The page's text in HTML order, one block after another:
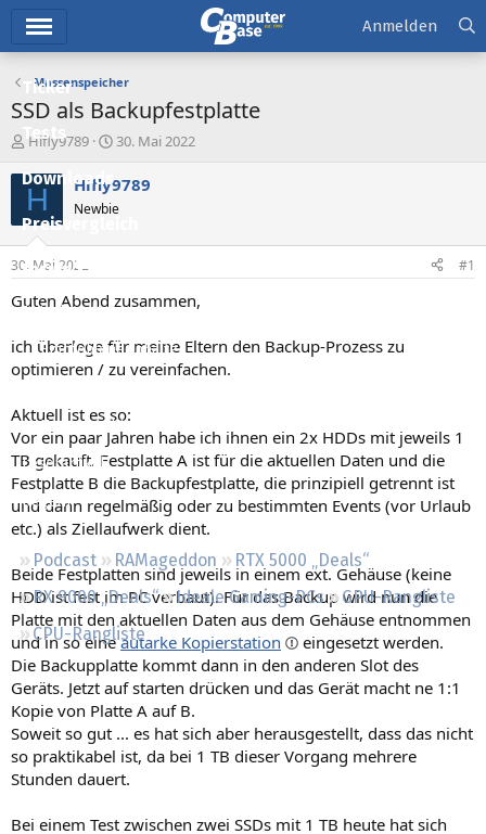
Ticker
Tests
Downloads
Preisvergleich
Forum
Aktuelles
Empfohlene Inhalte
Neueste Aktivitäten
Leserartikel
Regeln
Podcast RAMageddon
RTX 5000 „Deals“
RX 9000 „Deals“
Ideale Gaming-PCs
GPU-Rangliste
CPU-Rangliste
Anmelden
Massenspeicher
SSD als Backupfestplatte
E
s
t
e
e
r
Hifly9789
E
s
e
t
a
30. Mai 2022
H Hifly9789
Newbie
30. Mai 2022 #1
Guten Abend zusammen,
ich überlege für meine Eltern den Backup-Prozess zu
optimieren / zu vereinfachen.
Aktuell ist es so:
Vor ein paar Jahren habe ich ihnen ein 2x HDDs mit jeweils 1
TB gekauft. Festplatte A ist für die aktuellen Daten und die
Festplatte B die Backupfestplatte, die prinzipiell getrennt ist
und dann regelmäßig oder zu bestimmten Events (vor Urlaub
etc.) als Ziellaufwerk dient.
Beide Festplatten sind jeweils in einem ext. Gehäuse (keine
HDD ist fest im PC verbaut). Für das Backup wird nun die
Platte mit den aktuellen Daten aus dem Gehäuse entnommen
und in so eineautarke Kopierstation
eingesetzt werden.
Die Backupplatte kommt dann in den anderen Slot des
Geräts. Jetzt auf starten drücken und das Gerät macht ne 1:1
Kopie von Platte A auf B.
Soweit so gut ... es hat sich aber herausgestellt, dass das nicht
so praktikabel ist, da bei 1 TB dieser Vorgang mehrere
Stunden dauert.
Bei einem Test zwischen zwei SSDs mit 1 TB heute hat sich